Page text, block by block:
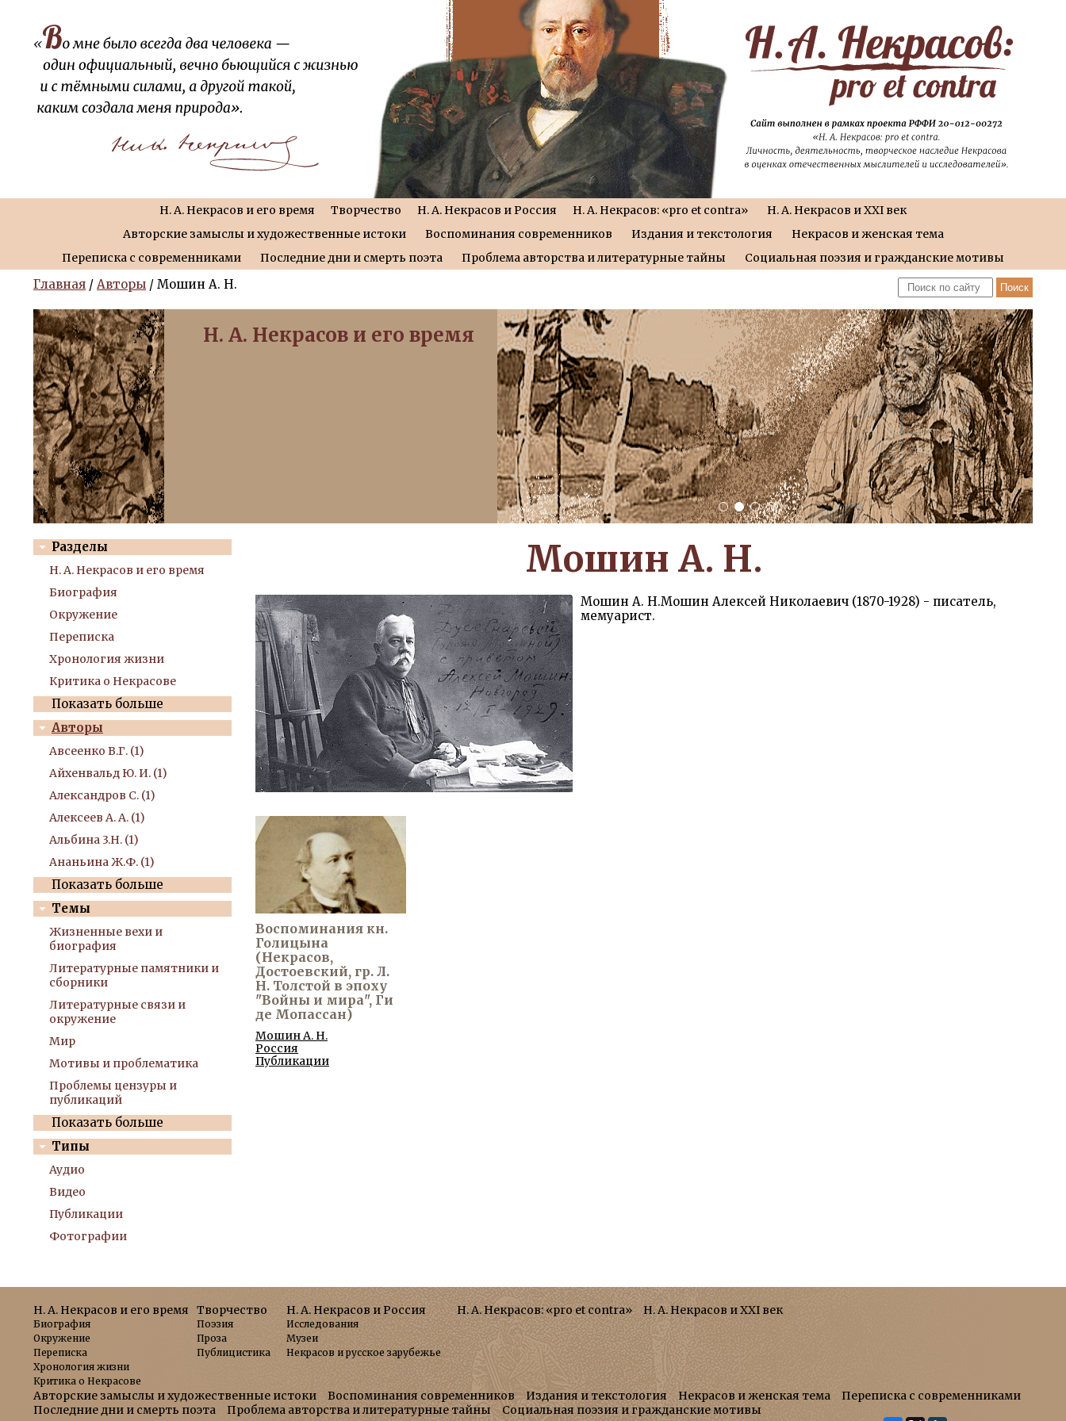
Н. А. Некрасов и его время Творчество Н. А. Некрасов и Россия Н. А. Некрасов: «pro et contra»
Н. А. Некрасов и XXI век
Авторские замыслы и художественные истоки
Воспоминания современников Издания и текстология
Некрасов и женская тема
Переписка с современниками
Последние дни и смерть поэта Проблема авторства и литературные тайны Социальная поэзия и гражданские мотивы
Главная / Авторы / Мошин А. Н.
Н. А. Некрасов и Россия
1 2 3
4
Разделы
Н. А. Некрасов и его время
Биография
Окружение
Переписка
Хронология жизни
Критика о Некрасове
Показать больше
Авторы
Авсеенко В.Г. (1)
Айхенвальд Ю. И. (1)
Александров С. (1)
Алексеев А. А. (1)
Альбина 3.Н. (1)
Ананьина Ж.Ф. (1)
Показать больше
Темы
Жизненные вехи и
биография
Литературные памятники и
сборники
Литературные связи и
окружение
Мир
Мотивы и проблематика
Проблемы цензуры и
публикаций
Показать больше
Типы
Аудио
Видео
Публикации
Фотографии
Мошин А. Н.
Мошин А. Н.Мошин Алексей Николаевич (1870-1928) - писатель,
мемуарист.
Воспоминания кн.
Голицына
(Некрасов,
Достоевский, гр. Л.
Н. Толстой в эпоху
"Войны и мира", Ги
де Мопассан)
Мошин А. Н.
Россия
Публикации
Н. А. Некрасов и его время
Биография
Окружение
Переписка
Хронология жизни
Критика о Некрасове
Творчество
Поэзия
Проза
Публицистика
Н. А. Некрасов и Россия
Исследования
Музеи
Некрасов и русское зарубежье
Н. А. Некрасов: «pro et contra» Н. А. Некрасов и XXI век
Авторские замыслы и художественные истоки Воспоминания современников Издания и текстология Некрасов и женская тема
Переписка с современниками
Последние дни и смерть поэта
Проблема авторства и литературные тайны Социальная поэзия и гражданские мотивы